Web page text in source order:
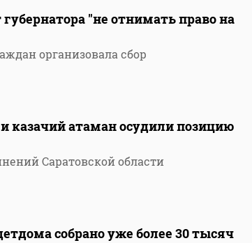
"не отнимать право на
организовала сбор
атаман осудили позицию
Саратовской области
собрано уже более 30 тысяч